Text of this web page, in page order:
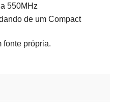
550MHz
de um Compact
fonte própria.